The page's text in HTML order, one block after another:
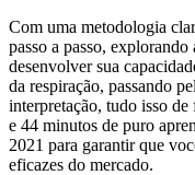
Com uma metodologia
passo a passo,
desenvolver sua
da respiração, passando
interpretação, tudo isso
e 44 minutos de puro
2021 para garantir que
eficazes do mercado.